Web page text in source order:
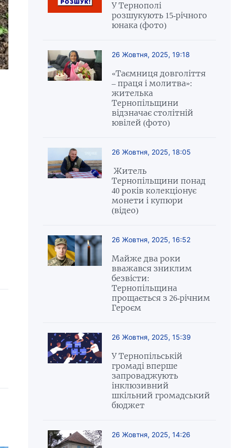
У Тернополі
розшукують 15-річного
юнака (фото)
26 Жовтня, 2025, 19:18
«Таємниця довголіття
– праця і молитва»:
жителька
Тернопільщини
відзначає столітній
ювілей (фото)
26 Жовтня, 2025, 18:05
Житель
Тернопільщини понад
40 років колекціонує
монети і купюри
(відео)
26 Жовтня, 2025, 16:52
Майже два роки
вважався зниклим
безвісти:
Тернопільщина
прощається з 26-річним
Героєм
26 Жовтня, 2025, 15:39
У Тернопільській
громаді вперше
запроваджують
інклюзивний
шкільний громадський
бюджет
26 Жовтня, 2025, 14:26